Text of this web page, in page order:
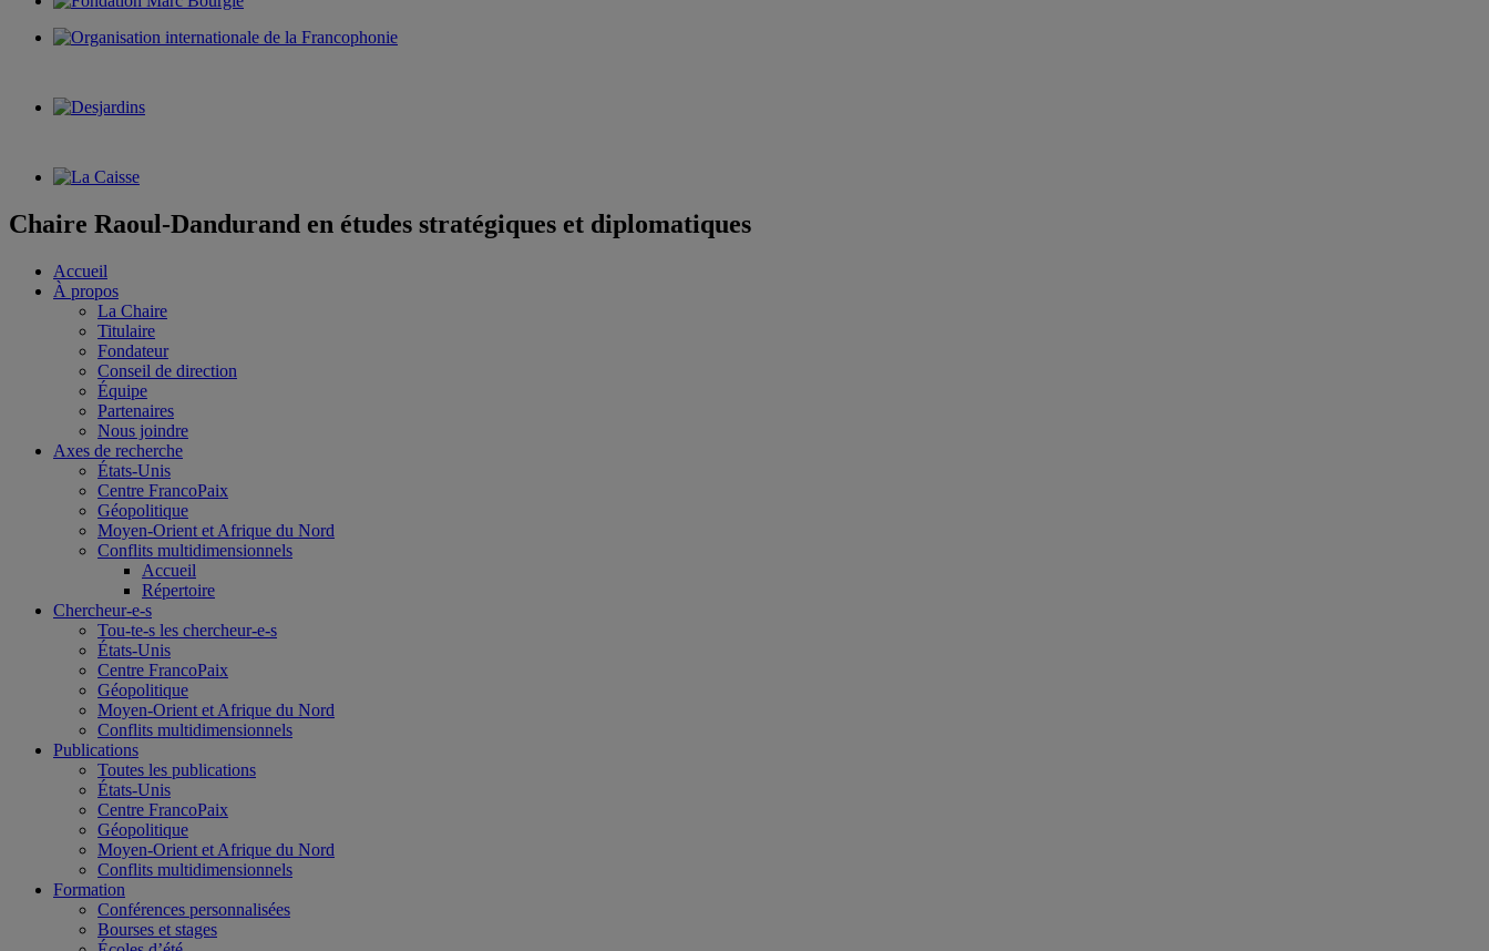
Chaire Raoul-Dandurand en études stratégiques et diplomatiques
Accueil
À propos
La Chaire
Titulaire
Fondateur
Conseil de direction
Équipe
Partenaires
Nous joindre
Axes de recherche
États-Unis
Centre FrancoPaix
Géopolitique
Moyen-Orient et Afrique du Nord
Conflits multidimensionnels
Accueil
Répertoire
Chercheur-e-s
Tou-te-s les chercheur-e-s
États-Unis
Centre FrancoPaix
Géopolitique
Moyen-Orient et Afrique du Nord
Conflits multidimensionnels
Publications
Toutes les publications
États-Unis
Centre FrancoPaix
Géopolitique
Moyen-Orient et Afrique du Nord
Conflits multidimensionnels
Formation
Conférences personnalisées
Bourses et stages